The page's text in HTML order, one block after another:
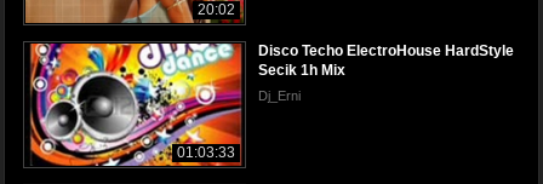
20:02
01:03:33
Disco Techo ElectroHouse HardStyle
Secik 1h Mix
Dj_Erni